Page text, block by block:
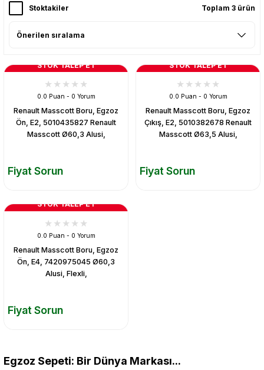
Stoktakiler Toplam 3 ürün
STOK TALEP ET
0.0 Puan - 0 Yorum
Renault Masscott Boru, Egzoz
Ön, E2, 5010435827 Renault
Masscott Ø60,3 Alusi,
Fiyat Sorun
STOK TALEP ET
0.0 Puan - 0 Yorum
Renault Masscott Boru, Egzoz
Çıkış, E2, 5010382678 Renault
Masscott Ø63,5 Alusi,
Fiyat Sorun
STOK TALEP ET
0.0 Puan - 0 Yorum
Renault Masscott Boru, Egzoz
Ön, E4, 7420975045 Ø60,3
Alusi, Flexli,
Fiyat Sorun
Egzoz Sepeti: Bir Dünya Markası...